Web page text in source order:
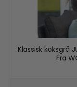
Klassisk koksgrå
Fra